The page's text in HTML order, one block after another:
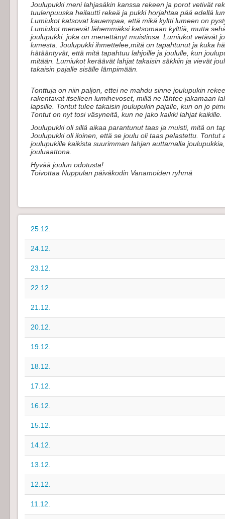
Joulupukki meni lahjasäkin kanssa rekeen ja porot vetivät
tuulenpuuska heilautti rekeä ja pukki horjahtaa pää edellä
Lumiukot katsovat kauempaa, että mikä kyltti lumeen on
Lumiukot menevät lähemmäksi katsomaan kylttiä, mutta
joulupukki, joka on menettänyt muistinsa. Lumiukot vetävät
lumesta. Joulupukki ihmettelee,mitä on tapahtunut ja kuka
hätääntyvät, että mitä tapahtuu lahjoille ja joululle, kun
mitään. Lumiukot keräävät lahjat takaisin säkkiin ja vievät
takaisin pajalle sisälle lämpimään.
Tonttuja on niin paljon, ettei ne mahdu sinne joulupukin
rakentavat itselleen lumihevoset, millä ne lähtee jakamaan
lapsille. Tontut tulee takaisin joulupukin pajalle, kun on jo
Tontut on nyt tosi väsyneitä, kun ne jako kaikki lahjat kaikille.
Joulupukki oli sillä aikaa parantunut taas ja muisti, mitä on
Joulupukki oli iloinen, että se joulu oli taas pelastettu. Tontut
joulupukille kaikista suurimman lahjan auttamalla
jouluaattona.
Hyvää joulun odotusta!
Toivottaa Nuppulan päiväkodin Vanamoiden ryhmä
25.12.
24.12.
23.12.
22.12.
21.12.
20.12.
19.12.
18.12.
17.12.
16.12.
15.12.
14.12.
13.12.
12.12.
11.12.